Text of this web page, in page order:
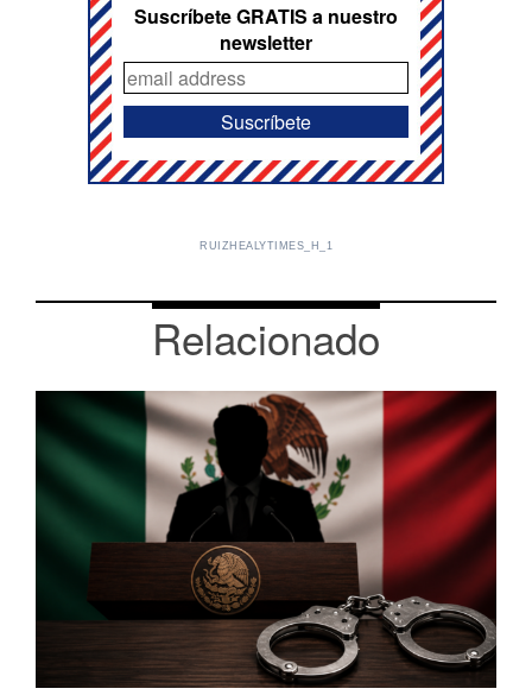
Suscríbete GRATIS a nuestro
newsletter
RUIZHEALYTIMES_H_1
Relacionado